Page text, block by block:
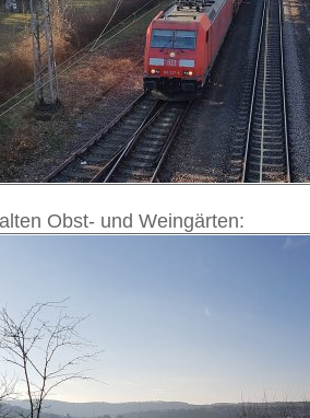
Obst- und Weingärten: